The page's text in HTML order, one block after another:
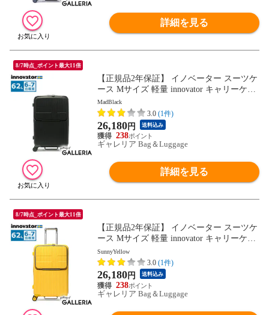
詳細を見る
8/7時点_ポイント最大11倍
【正規品2年保証】 イノベーター スーツケ
ース Mサイズ 軽量 innovator キャリーケー
ス suitcase ストッパー フロントポケット キ
ャリーバッグ PC 静音 TSAロック 旅行 6泊
7泊 Extreme Journey 62L Middle INV60
MadBlack
3.0 (1件)
26,180円 送料込み
238
ギャレリア Bag＆Luggage
詳細を見る
8/7時点_ポイント最大11倍
【正規品2年保証】 イノベーター スーツケ
ース Mサイズ 軽量 innovator キャリーケー
ス suitcase ストッパー フロントポケット キ
ャリーバッグ PC 静音 TSAロック 旅行 6泊
7泊 Extreme Journey 62L Middle INV60
SunnyYellow
3.0 (1件)
26,180円 送料込み
238
ギャレリア Bag＆Luggage